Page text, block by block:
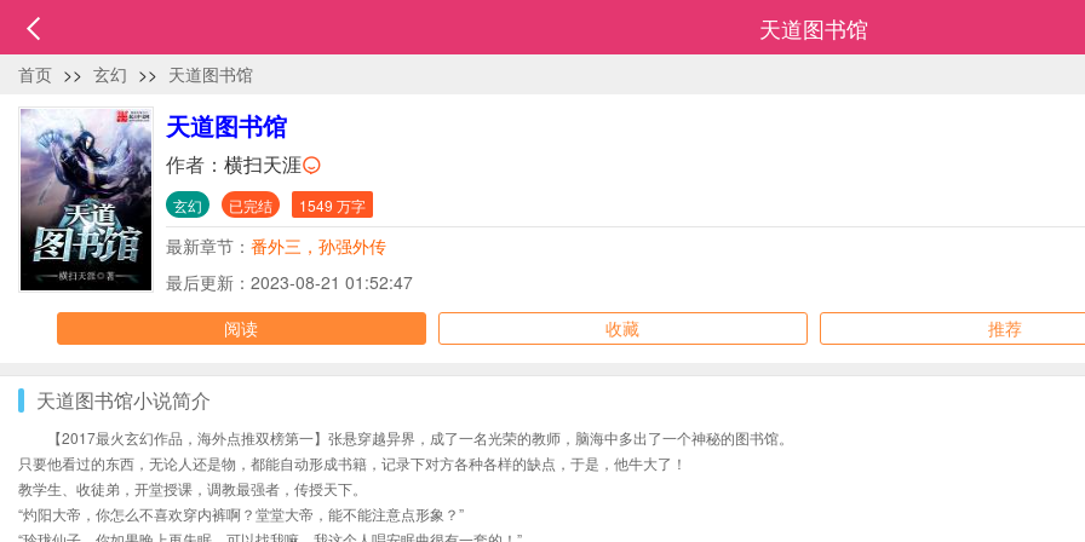
天道图书馆
首页 >> 玄幻 >> 天道图书馆
天道图书馆
作者： 横扫天涯
玄幻 已完结 1549 万字
最新章节： 番外三，孙强外传
最后更新：2023-08-21 01:52:47
阅读
收藏 推荐
天道图书馆小说简介
【2017最火玄幻作品，海外点推双榜第一】张悬穿越异界，成了一名光荣的教师，脑海中多出了一个神秘的图书馆。
只要他看过的东西，无论人还是物，都能自动形成书籍，记录下对方各种各样的缺点，于是，他牛大了！
教学生、收徒弟，开堂授课，调教最强者，传授天下。
“灼阳大帝，你怎么不喜欢穿内裤啊？堂堂大帝，能不能注意点形象？”